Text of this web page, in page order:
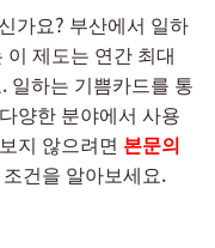
가요? 부산에서 일하
제도는 연간 최대
일하는 기쁨카드를 통
양한 분야에서 사용
지 않으려면 본문의
건을 알아보세요.